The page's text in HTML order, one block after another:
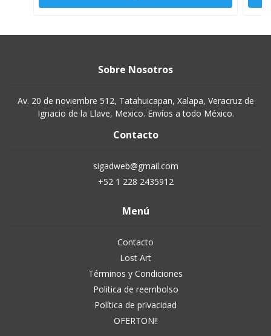
Sobre Nosotros
Av. 20 de noviembre 512, Tatahuicapan, Xalapa, Veracruz de
Ignacio de la Llave, Mexico. Envíos a todo México.
Contacto
sigadweb@gmail.com
+52 1 228 2435912
Menú
Contacto
Lost Art
Términos y Condiciones
Politica de reembolso
Política de privacidad
OFERTON!!